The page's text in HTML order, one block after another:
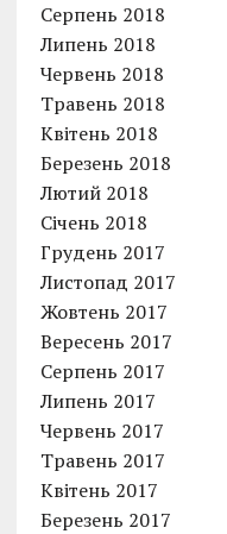
Серпень 2018
Липень 2018
Червень 2018
Травень 2018
Квітень 2018
Березень 2018
Лютий 2018
Січень 2018
Грудень 2017
Листопад 2017
Жовтень 2017
Вересень 2017
Серпень 2017
Липень 2017
Червень 2017
Травень 2017
Квітень 2017
Березень 2017